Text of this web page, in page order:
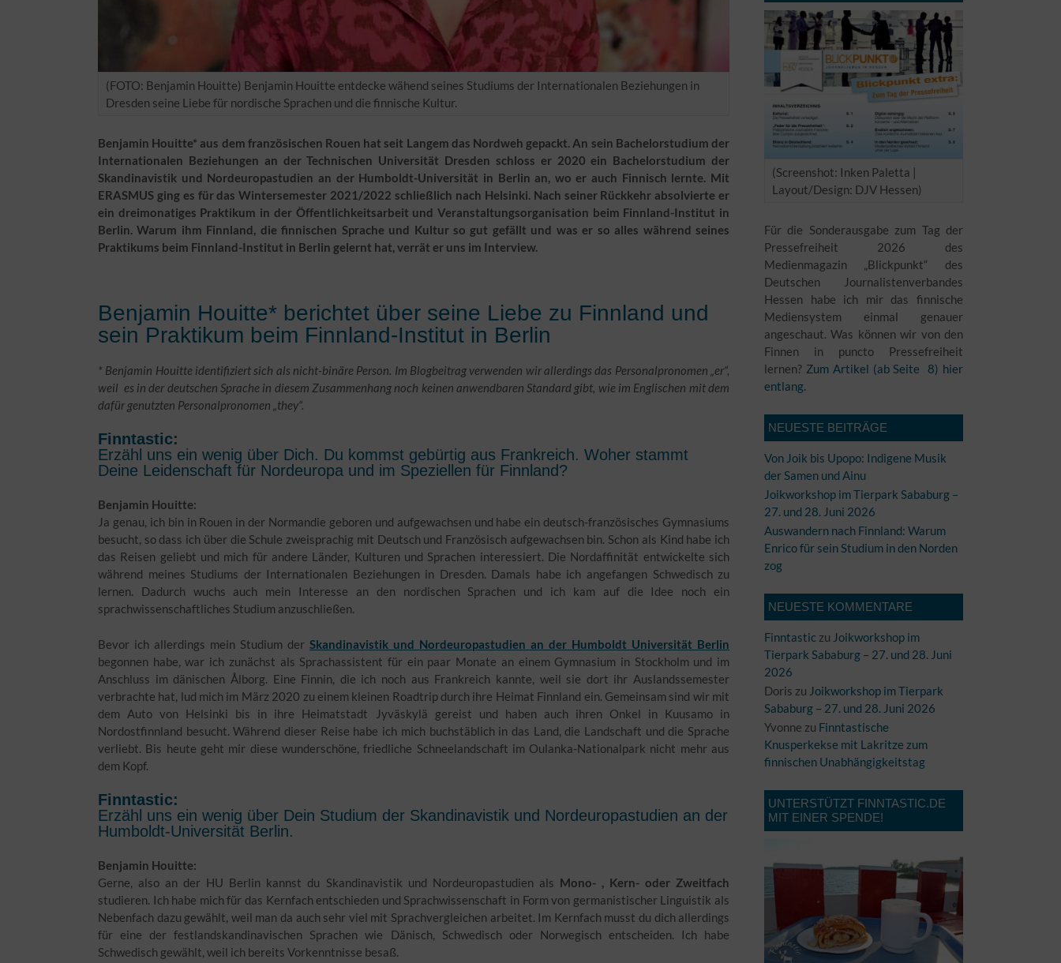
(FOTO: Benjamin Houitte) Benjamin Houitte entdecke wähend seines Studiums der Internationalen Beziehungen in
Dresden seine Liebe für nordische Sprachen und die finnische Kultur.
Benjamin Houitte* aus dem französischen Rouen hat seit Langem das Nordweh gepackt. An sein Bachelorstudium der
Internationalen Beziehungen an der Technischen Universität Dresden schloss er 2020 ein Bachelorstudium der
Skandinavistik und Nordeuropastudien an der Humboldt-Universität in Berlin an, wo er auch Finnisch lernte. Mit
ERASMUS ging es für das Wintersemester 2021/2022 schließlich nach Helsinki. Nach seiner Rückkehr absolvierte er
ein dreimonatiges Praktikum in der Öffentlichkeitsarbeit und Veranstaltungsorganisation beim Finnland-Institut in
Berlin. Warum ihm Finnland, die finnischen Sprache und Kultur so gut gefällt und was er so alles während seines
Praktikums beim Finnland-Institut in Berlin gelernt hat, verrät er uns im Interview.
Benjamin Houitte* berichtet über seine Liebe zu Finnland und
sein Praktikum beim Finnland-Institut in Berlin
* Benjamin Houitte identifiziert sich als nicht-binäre Person. Im Blogbeitrag verwenden wir allerdings das Personalpronomen „er“,
weil es in der deutschen Sprache in diesem Zusammenhang noch keinen anwendbaren Standard gibt, wie im Englischen mit dem
dafür genutzten Personalpronomen „they“.
Finntastic:
Erzähl uns ein wenig über Dich. Du kommst gebürtig aus Frankreich. Woher stammt
Deine Leidenschaft für Nordeuropa und im Speziellen für Finnland?
Benjamin Houitte:
Ja genau, ich bin in Rouen in der Normandie geboren und aufgewachsen und habe ein deutsch-französisches Gymnasiums
besucht, so dass ich über die Schule zweisprachig mit Deutsch und Französisch aufgewachsen bin. Schon als Kind habe ich
das Reisen geliebt und mich für andere Länder, Kulturen und Sprachen interessiert. Die Nordaffinität entwickelte sich
während meines Studiums der Internationalen Beziehungen in Dresden. Damals habe ich angefangen Schwedisch zu
lernen. Dadurch wuchs auch mein Interesse an den nordischen Sprachen und ich kam auf die Idee noch ein
sprachwissenschaftliches Studium anzuschließen.
Bevor ich allerdings mein Studium derSkandinavistik und Nordeuropastudien an der Humboldt Universität Berlin
begonnen habe, war ich zunächst als Sprachassistent für ein paar Monate an einem Gymnasium in Stockholm und im
Anschluss im dänischen Ålborg. Eine Finnin, die ich noch aus Frankreich kannte, weil sie dort ihr Auslandssemester
verbrachte hat, lud mich im März 2020 zu einem kleinen Roadtrip durch ihre Heimat Finnland ein. Gemeinsam sind wir mit
dem Auto von Helsinki bis in ihre Heimatstadt Jyväskylä gereist und haben auch ihren Onkel in Kuusamo in
Nordostfinnland besucht. Während dieser Reise habe ich mich buchstäblich in das Land, die Landschaft und die Sprache
verliebt. Bis heute geht mir diese wunderschöne, friedliche Schneelandschaft im Oulanka-Nationalpark nicht mehr aus
dem Kopf.
Finntastic:
Erzähl uns ein wenig über Dein Studium der Skandinavistik und Nordeuropastudien an der
Humboldt-Universität Berlin.
Benjamin Houitte:
Gerne, also an der HU Berlin kannst du Skandinavistik und Nordeuropastudien als Mono- , Kern- oder Zweitfach
studieren. Ich habe mich für das Kernfach entschieden und Sprachwissenschaft in Form von germanistischer Linguistik als
Nebenfach dazu gewählt, weil man da auch sehr viel mit Sprachvergleichen arbeitet. Im Kernfach musst du dich allerdings
für eine der festlandskandinavischen Sprachen wie Dänisch, Schwedisch oder Norwegisch entscheiden. Ich habe
Schwedisch gewählt, weil ich bereits Vorkenntnisse besaß.
(Screenshot: Inken Paletta |
Layout/Design: DJV Hessen)
Für die Sonderausgabe zum Tag der
Pressefreiheit 2026 des
Medienmagazin „Blickpunkt“ des
Deutschen Journalistenverbandes
Hessen habe ich mir das finnische
Mediensystem einmal genauer
angeschaut. Was können wir von den
Finnen in puncto Pressefreiheit
lernen? Zum Artikel (ab Seite 8) hier
entlang.
NEUESTE BEITRÄGE
Von Joik bis Upopo: Indigene Musik
der Samen und Ainu
Joikworkshop im Tierpark Sababurg –
27. und 28. Juni 2026
Auswandern nach Finnland: Warum
Enrico für sein Studium in den Norden
zog
NEUESTE KOMMENTARE
Finntasticzu Joikworkshop im
Tierpark Sababurg – 27. und 28. Juni
2026
Doris zu Joikworkshop im Tierpark
Sababurg – 27. und 28. Juni 2026
Yvonne zu Finntastische
Knusperkekse mit Lakritze zum
finnischen Unabhängigkeitstag
UNTERSTÜTZT FINNTASTIC.DE
MIT EINER SPENDE!